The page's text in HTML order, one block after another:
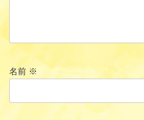
名前 ※